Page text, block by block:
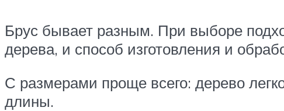
Брус бывает разным. При выборе
дерева, и способ изготовления и
С размерами проще всего: дерево
длины.